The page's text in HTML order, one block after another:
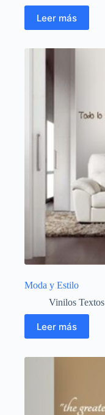
Leer más
Moda y Estilo
Vinilos Textos
Leer más